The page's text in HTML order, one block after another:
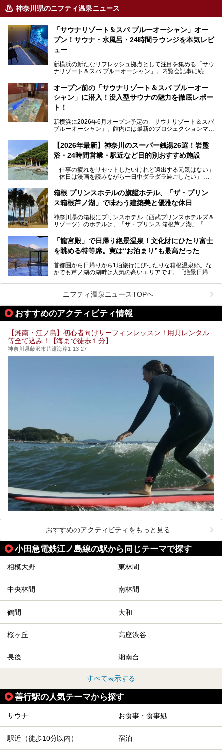
神奈川県のニフティ温泉ニュース
「サウナリゾート＆スパ ブルーオーシャン」オー
プン！サウナ・水風呂・24時間ラウンジを本気レビ
ュー
新横浜の新たなリフレッシュ拠点として注目を集める「サウ
ナリゾート＆スパ ブルーオーシャン」。内覧会記事に続
す。サウナや水風呂の気持ちよさはもちろん、リラックスス
ペースの過ごしやすさまで徹底チェック。新横浜エリアで日
常の疲れをリセットしたい人、ライブやスポーツ観戦遠征組
は必見です。
オープン前の「サウナリゾート＆スパ ブルーオー
シャン」に潜入！没入型サウナの魅力を徹底レポー
ト！
新横浜に2026年6月オープン予定の「サウナリゾート＆スパ
ブルーオーシャン」。館内には最新のプロジェクションマッ
的な“没入感（イマーシブ）”を体験できます。
今回は、そんな大注目の施設に一足先にお邪魔し、その全貌
を見学させていただきました！
サウナ室の中に咲き誇る桜、魚たちが泳ぐ水風呂、そしてバ
リのビーチを思わせる休憩スペース…。驚きの連続だった館
内の様子をレポートします！
【2026年最新】神奈川のスーパー銭湯26選！岩盤
浴・24時間営業・駅近など目的別おすすめ施設
「仕事の疲れをリセットしたいけれど遠出する元気はない」
「休日は漫画を読みながら一日中ダラダラ過ごしたい」
たい」
そんな「癒やされたい」という願いを叶えてくれるのが、神
神奈川県には、サウナや岩盤浴、一日中遊べるエンタメ施設
など、“非日常”を味わえるスーパー銭湯が数多く揃っていま
う」という人も多いはず。
そこで今回は、神奈川県内の人気施設26選を「安さ」「岩
業」「駅近」など、目的別に厳選して紹介します。
今の気分にぴったりの施設を見つけて、最高のリフレッシュ
箱根 プリンスホテルの旗艦ホテル、「ザ・プリン
ス箱根芦ノ湖」で味わう建築美と優雅な休日
神奈川県の箱根にプリンスホテル（西武プリンスホテルズ＆
リゾーツ）のホテルは、「ザ・プリンス 箱根芦ノ湖」「芦
「箱根仙石原プリンスホテル」と4軒あり、今回ご紹介する
「ザ・プリンス 箱根芦ノ湖」は、その中でもフラッグシッ
プ（旗艦）に位置づけられる特別なホテルです。
昭和の日本を代表する建築家の一人、村野藤吾が芦ノ湖の畔
に建てた桃源郷のようなホテルがここ。自家源泉の温泉や、
提供元：株式会社西武・プリンスホテルズワールドワイド
【PR】
この記事はザ・プリンス 箱根芦ノ湖のPR記事です。
「龍宮殿」で日帰り絶景温泉！文化財にひたり富士
を眺める特等席。実は“お泊まり”も最高だった
首都圏から日帰りから1泊旅行にぴったりな箱根温泉郷。な
かでも芦ノ湖の湖畔は人気の高いエリアです。「絶景日帰り
が楽しめるまさに眺望自慢の日帰り温泉。
そしてここは全24室の「箱根 芦ノ湖畔蛸川温泉 龍宮殿」と
して宿泊もできます。宿泊者は「龍宮殿本館」の営業時間に
加えて、朝6時からの宿泊者専用時間帯にも「龍宮殿本館」
のお風呂が利用できます。
今回は日帰り温泉としての「絶景日帰り温泉 龍宮殿本館
（以下、龍宮殿本館）」と、旅館としての「箱根 芦ノ湖畔
蛸川温泉 龍宮殿（以下、龍宮殿）」の両方の魅力をたっぷ
りお伝えします！
ここは箱根神社、九頭龍神社、白龍神社、箱根元宮と箱根の
4つの神社に囲まれたパワースポットです。
提供元：株式会社西武・プリンスホテルズワールドワイド
この記事は箱根 芦ノ湖畔蛸川温泉 龍宮殿のPR記事です。
ニフティ温泉ニュースTOPへ
おすすめのアクティビティ情報
【湘南・江ノ島】初心者向けサーフィンレッスン！用具レンタル
等全て込み！【海まで徒歩１分】
神奈川県藤沢市片瀬海岸1-13-27
おすすめのアクティビティをもっと見る
小田急電鉄江ノ島線の駅から同じテーマで探す
相模大野 東林間
中央林間 南林間
鶴間 大和
桜ヶ丘 高座渋谷
長後 湘南台
すべて表示する
善行駅の人気テーマから探す
サウナ お食事・食事処
駅近（徒歩10分以内） 宿泊